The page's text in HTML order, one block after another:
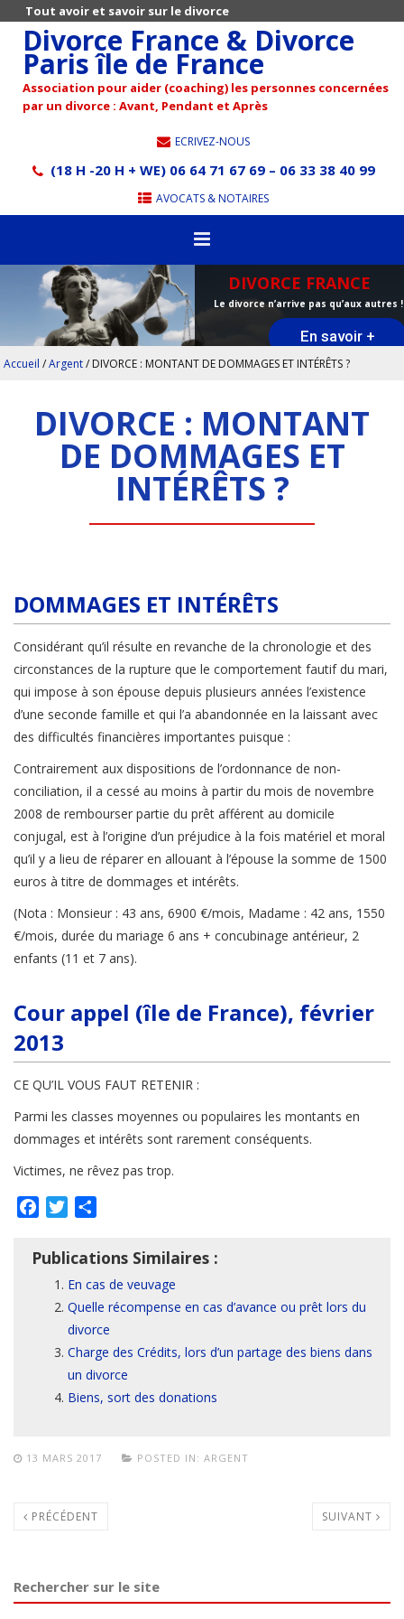
Tout avoir et savoir sur le divorce
Divorce France & Divorce
Paris île de France
Association pour aider (coaching) les personnes concernées
par un divorce : Avant, Pendant et Après
ECRIVEZ-NOUS
(18 H -20 H + WE) 06 64 71 67 69 – 06 33 38 40 99
AVOCATS & NOTAIRES
DIVORCE FRANCE
Le divorce n’arrive pas qu’aux autres !
En savoir +
Accueil /Argent/ DIVORCE : MONTANT DE DOMMAGES ET INTÉRÊTS ?
DIVORCE : MONTANT
DE DOMMAGES ET
INTÉRÊTS ?
DOMMAGES ET INTÉRÊTS
Considérant qu’il résulte en revanche de la chronologie et des
circonstances de la rupture que le comportement fautif du mari,
qui impose à son épouse depuis plusieurs années l’existence
d’une seconde famille et qui l’a abandonnée en la laissant avec
des difficultés financières importantes puisque :
Contrairement aux dispositions de l’ordonnance de non-
conciliation, il a cessé au moins à partir du mois de novembre
2008 de rembourser partie du prêt afférent au domicile
conjugal, est à l’origine d’un préjudice à la fois matériel et moral
qu’il y a lieu de réparer en allouant à l’épouse la somme de 1500
euros à titre de dommages et intérêts.
(Nota : Monsieur : 43 ans, 6900 €/mois, Madame : 42 ans, 1550
€/mois, durée du mariage 6 ans + concubinage antérieur, 2
enfants (11 et 7 ans).
Cour appel (île de France), février
2013
CE QU’IL VOUS FAUT RETENIR :
Parmi les classes moyennes ou populaires les montants en
dommages et intérêts sont rarement conséquents.
Victimes, ne rêvez pas trop.
FacebookTwitter
Publications Similaires :
En cas de veuvage
Quelle récompense en cas d’avance ou prêt lors du
divorce
Charge des Crédits, lors d’un partage des biens dans
un divorce
Biens, sort des donations
13 MARS 2017 POSTED IN: ARGENT
PRÉCÉDENT SUIVANT
Rechercher sur le site